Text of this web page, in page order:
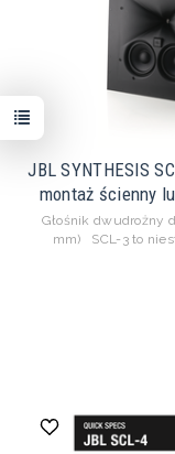
JBL SYNTHESIS
montaż ścienny
Głośnik dwudrożny
mm) SCL-3 to